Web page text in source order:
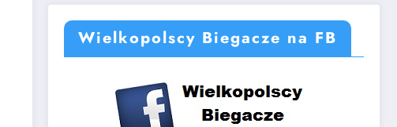
Wielkopolscy Biegacze na FB